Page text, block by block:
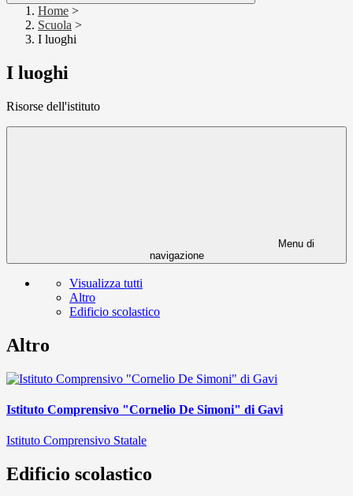
Home >
Scuola >
I luoghi
I luoghi
Risorse dell'istituto
Menu di
navigazione
Visualizza tutti
Altro
Edificio scolastico
Altro
Istituto Comprensivo "Cornelio De Simoni" di Gavi
Istituto Comprensivo Statale
Edificio scolastico